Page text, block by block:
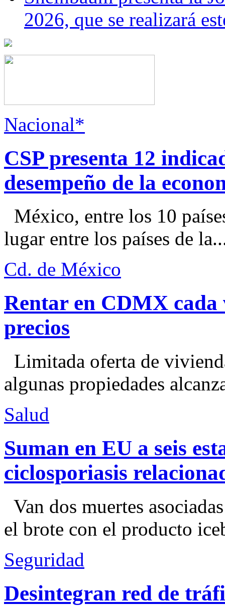
2026, que se realizará
Nacional*
CSP presenta 12
desempeño de la
México, entre los 10
lugar entre los países de
Cd. de México
Rentar en CDMX cada
precios
Limitada oferta de
algunas propiedades
Salud
Suman en EU a seis
ciclosporiasis
Van dos muertes
el brote con el producto
Seguridad
Desintegran red de